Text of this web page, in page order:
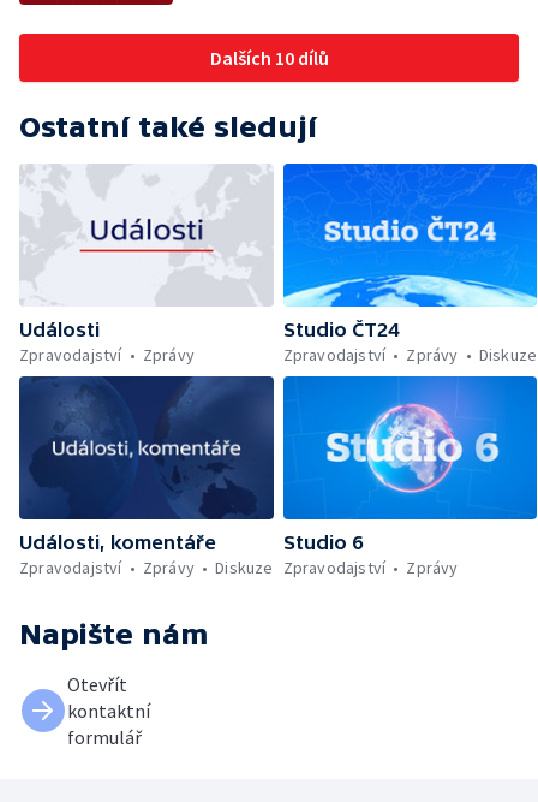
Dalších 10 dílů
Ostatní také sledují
Události
Zpravodajství
Zprávy
Studio ČT24
Zpravodajství
Zprávy Diskuze
Události, komentáře
Zpravodajství
Zprávy Diskuze
Studio 6
Zpravodajství
Zprávy
Napište nám
Otevřít
kontaktní
formulář